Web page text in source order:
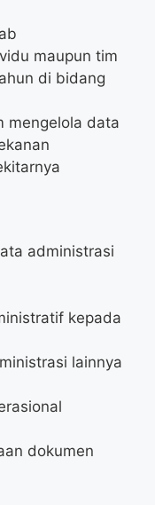
maupun tim
di bidang
mengelola data
administrasi
kepada
lainnya
dokumen